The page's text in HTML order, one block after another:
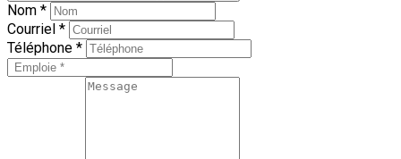
Nom *
Courriel *
Téléphone *